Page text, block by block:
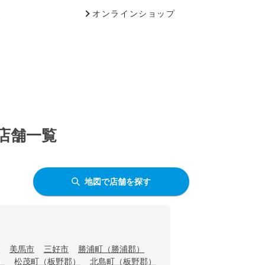
オンラインショップ
舗一覧
地図で店舗を探す
美馬市 三好市
勝浦町（勝浦郡）
松茂町（板野郡）
北島町（板野郡）